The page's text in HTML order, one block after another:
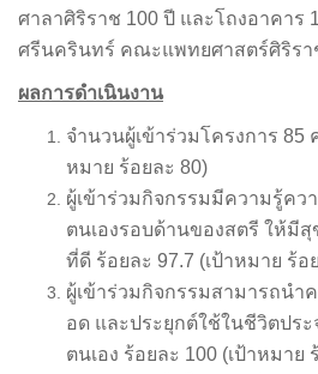
ศาลาศิริราช 100 ปี และโถงอาคาร
ศรีนครินทร์ คณะแพทยศาสตร์ศิริรา
ผลการดำเนินงาน
จำนวนผู้เข้าร่วมโครงการ 85
หมาย ร้อยละ 80)
ผู้เข้าร่วมกิจกรรมมีความรู้คว
ตนเองรอบด้านของสตรี ให้มี
ที่ดี ร้อยละ 97.7 (เป้าหมาย ร้อ
ผู้เข้าร่วมกิจกรรมสามารถนำ
อด และประยุกต์ใช้ในชีวิตประ
ตนเอง ร้อยละ 100 (เป้าหมาย